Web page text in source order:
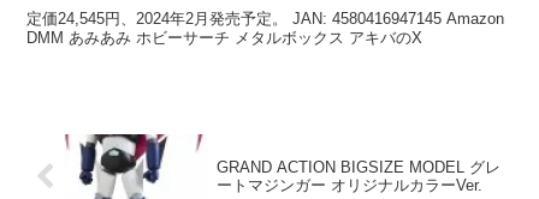
定価24,545円、2024年2月発売予定。 JAN: 4580416947145 Amazon
DMM あみあみ ホビーサーチ メタルボックス アキバのX
GRAND ACTION BIGSIZE MODEL グレ
ートマジンガー オリジナルカラーVer.